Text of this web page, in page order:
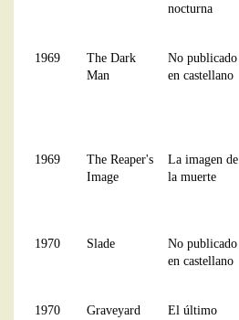
nocturna
1969
The Dark
Man
No publicado
en castellano
1969
The Reaper's
Image
La imagen de
la muerte
1970 Slade
No publicado
en castellano
1970
Graveyard
El último